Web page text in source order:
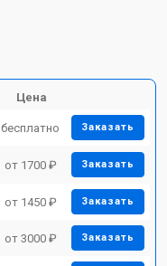
Цена
бесплатно Заказать
от 1700 ₽ Заказать
от 1450 ₽ Заказать
от 3000 ₽ Заказать